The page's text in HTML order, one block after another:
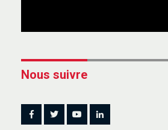
Nous suivre